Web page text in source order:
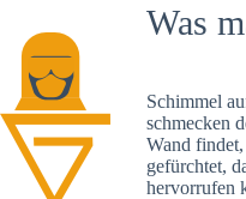
Was
Schimmel
schmecken
Wand
gefürchtet,
hervorrufen